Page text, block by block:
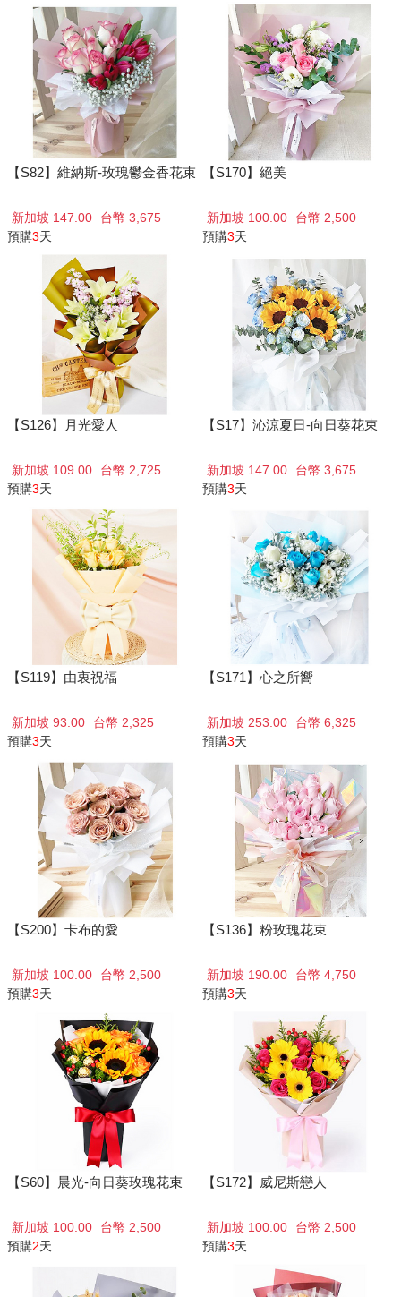
【S82】維納斯-玫瑰鬱金香花束
新加坡 147.00
台幣 3,675
預購3天
【S170】絕美
新加坡 100.00
台幣 2,500
預購3天
【S126】月光愛人
新加坡 109.00
台幣 2,725
預購3天
【S17】沁涼夏日-向日葵花束
新加坡 147.00
台幣 3,675
預購3天
【S119】由衷祝福
新加坡 93.00
台幣 2,325
預購3天
【S171】心之所嚮
新加坡 253.00
台幣 6,325
預購3天
【S200】卡布的愛
新加坡 100.00
台幣 2,500
預購3天
【S136】粉玫瑰花束
新加坡 190.00
台幣 4,750
預購3天
【S60】晨光-向日葵玫瑰花束
新加坡 100.00
台幣 2,500
預購2天
【S172】威尼斯戀人
新加坡 100.00
台幣 2,500
預購3天